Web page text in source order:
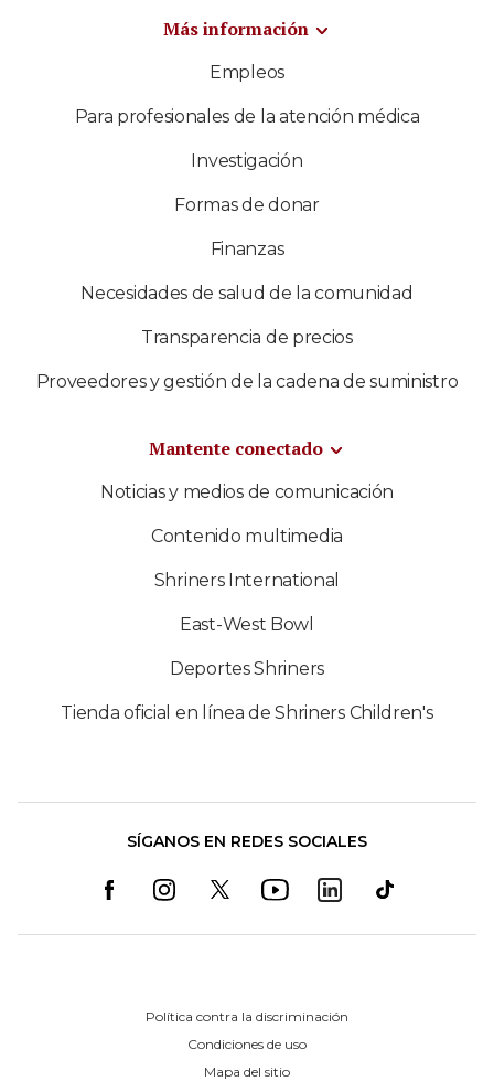
Más información
Empleos
Para profesionales de la atención médica
Investigación
Formas de donar
Finanzas
Necesidades de salud de la comunidad
Transparencia de precios
Proveedores y gestión de la cadena de suministro
Mantente conectado
Noticias y medios de comunicación
Contenido multimedia
Shriners International
East-West Bowl
Deportes Shriners
Tienda oficial en línea de Shriners Children's
SÍGANOS EN REDES SOCIALES
Política contra la discriminación
Condiciones de uso
Mapa del sitio